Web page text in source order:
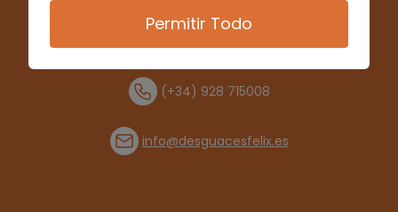
(+34) 928 715008
info@desguacesfelix.es
Permitir Todo